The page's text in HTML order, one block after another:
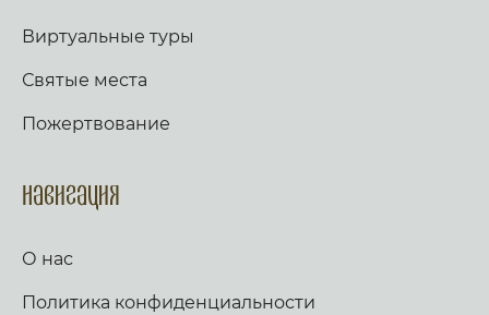
Виртуальные туры
Святые места
Пожертвование
Навигация
О нас
Политика конфиденциальности